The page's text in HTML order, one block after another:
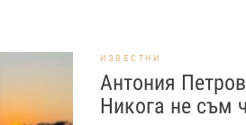
ИЗВЕСТНИ
Антония
Никога не съм